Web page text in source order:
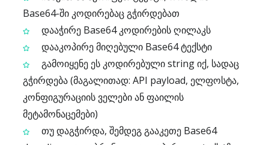
Base64-ში კოდირებაც გჭირდებათ
დააჭირე Base64 კოდირების ღილაკს
დააკოპირე მიღებული Base64 ტექსტი
გამოიყენე ეს კოდირებული string იქ, სადაც
გჭირდება (მაგალითად: API payload, ელფოსტა,
კონფიგურაციის ველები ან ფაილის
მეტამონაცემები)
თუ დაგჭირდა, შემდეგ გააკეთე Base64